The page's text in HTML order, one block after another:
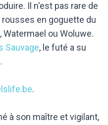
Il n'est pas rare de
en goguette du
ou Woluwe.
Sauvage, le futé a su
.
à son maître et vigilant,